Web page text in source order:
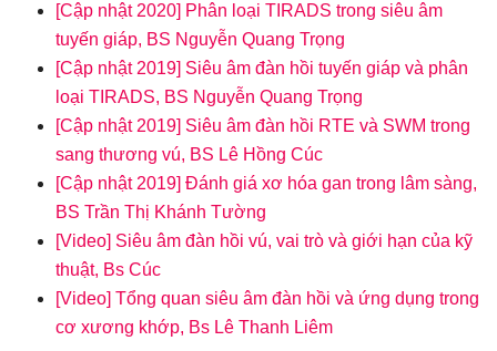
[Cập nhật 2020] Phân loại TIRADS trong siêu âm
tuyến giáp, BS Nguyễn Quang Trọng
[Cập nhật 2019] Siêu âm đàn hồi tuyến giáp và phân
loại TIRADS, BS Nguyễn Quang Trọng
[Cập nhật 2019] Siêu âm đàn hồi RTE và SWM trong
sang thương vú, BS Lê Hồng Cúc
[Cập nhật 2019] Đánh giá xơ hóa gan trong lâm sàng,
BS Trần Thị Khánh Tường
[Video] Siêu âm đàn hồi vú, vai trò và giới hạn của kỹ
thuật, Bs Cúc
[Video] Tổng quan siêu âm đàn hồi và ứng dụng trong
cơ xương khớp, Bs Lê Thanh Liêm